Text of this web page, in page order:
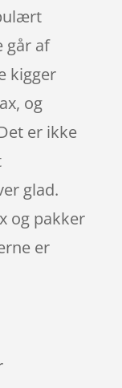
går af
kigger
og
er ikke
glad.
og pakker
er